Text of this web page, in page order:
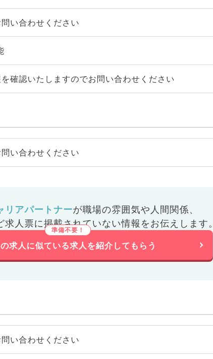
い合わせください
確認いたしますのでお問い合わせください
い合わせください
リアパートナーが職場の雰囲気や人間関係、
求人票に掲載されていない情報をお伝えします。
求人に似ている求人を紹介してもらう
い合わせください